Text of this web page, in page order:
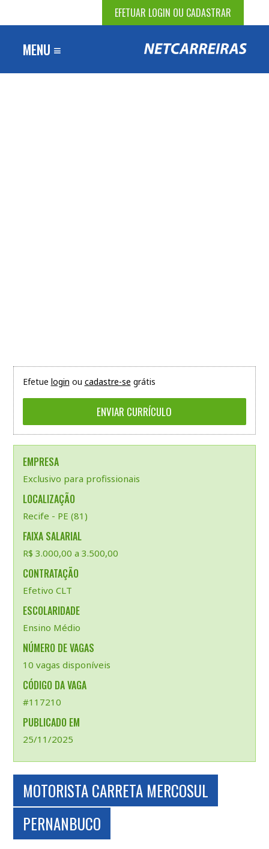
EFETUAR LOGIN OU CADASTRAR
MENU ≡
Efetue login ou cadastre-se grátis
EMPRESA
Exclusivo para profissionais
LOCALIZAÇÃO
Recife - PE (81)
FAIXA SALARIAL
R$ 3.000,00 a 3.500,00
CONTRATAÇÃO
Efetivo CLT
ESCOLARIDADE
Ensino Médio
NÚMERO DE VAGAS
10 vagas disponíveis
CÓDIGO DA VAGA
#117210
PUBLICADO EM
25/11/2025
MOTORISTA CARRETA MERCOSUL
PERNANBUCO